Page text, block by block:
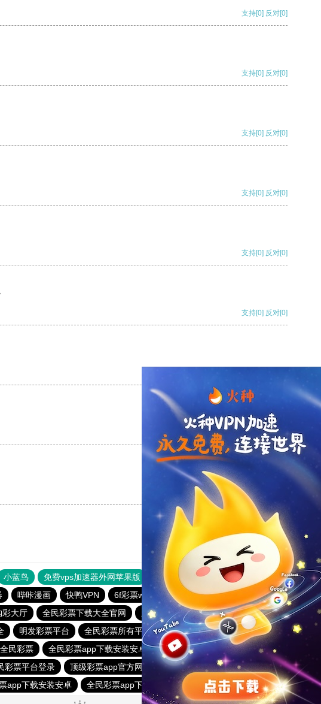
支持[0] 反对[0]
支持[0] 反对[0]
支持[0] 反对[0]
支持[0] 反对[0]
支持[0] 反对[0]
支持[0] 反对[0]
支持 [0] 反对 [0]
支持
小蓝鸟 免费vps加速器外网苹果版 旋风加速度器
快连加速器
哔咔漫画 快鸭VPN 6f彩票welcome
全民彩票官网app下载安装
彩大厅 全民彩票下载大全官网
新人送29元彩金平台
明发彩票平台 全民彩票所有平台
老品牌—全民彩票
民彩票 全民彩票app下载安装安卓
全民娱乐彩票下载安装
彩票平台登录 顶级彩票app官方网站
全民彩票app下载大全
app下载安装安卓 全民彩票app下载安装安卓 全民彩票平台登录